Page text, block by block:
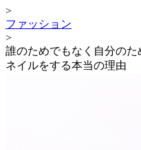
>
ファッション
>
誰のためでもなく自分の
ネイルをする本当の理由